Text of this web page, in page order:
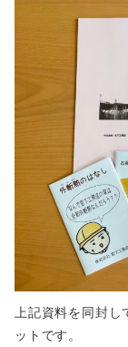
上記資料を同封
ットです。